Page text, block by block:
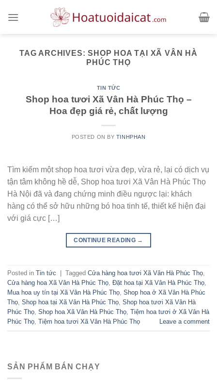
TAG ARCHIVES:SHOP HOA TẠI XÃ VÂN HÀ
PHÚC THỌ
TIN TỨC
Shop hoa tươi Xã Vân Hà Phúc Thọ –
Hoa đẹp giá rẻ, chất lượng
POSTED ON BY TINHPHAN
Tìm kiếm một shop hoa tươi vừa đẹp, vừa rẻ, lại có dịch vụ
tận tâm không hề dễ, Shop hoa tươi Xã Vân Hà Phúc Thọ
Hà Nội đã và đang chứng minh điều ngược lại: khách
hàng có thể sở hữu những bó hoa tinh tế, thiết kế hiện đại
với giá cực […]
CONTINUE READING →
Posted in Tin tức Tagged Cửa hàng hoa tươi Xã Vân Hà Phúc Thọ
Cửa hàng hoa Xã Vân Hà Phúc Thọ Đặt hoa tại Xã Vân Hà Phúc Thọ
Mua hoa uy tín tại Xã Vân Hà Phúc Thọ Shop hoa ở Xã Vân Hà Phúc
Thọ Shop hoa tại Xã Vân Hà Phúc Thọ Shop hoa tươi Xã Vân Hà
Phúc Thọ Shop hoa Xã Vân Hà Phúc Thọ Tiệm hoa tươi ở Xã Vân Hà
Phúc Thọ Tiệm hoa tươi Xã Vân Hà Phúc Thọ Leave a comment
SẢN PHẨM BÁN CHẠY